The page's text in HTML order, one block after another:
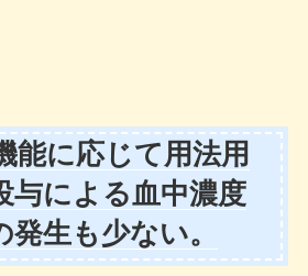
能に応じて用法用
与による血中濃度
生も少ない。